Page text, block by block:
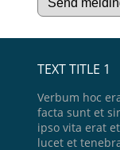
TEXT TITLE 1
Verbum hoc
facta sunt et
ipso vita erat
lucet et